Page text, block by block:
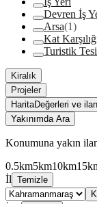
Devren İş
Arsa(1)
Kat
Turistik
Kiralık
Projeler
HaritaDeğerleri ve
Yakınımda Ara
Konumuna yakın
0.5km5km10km
İl Temizle